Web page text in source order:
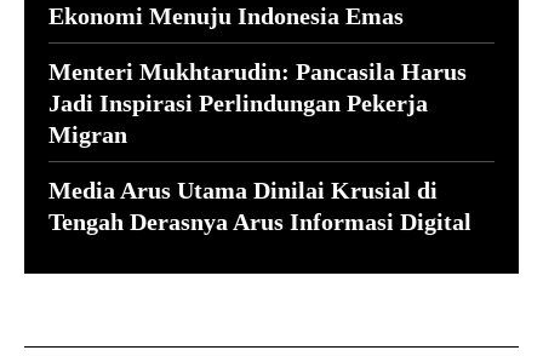
Ekonomi Menuju Indonesia Emas
Menteri Mukhtarudin: Pancasila Harus
Jadi Inspirasi Perlindungan Pekerja
Migran
Media Arus Utama Dinilai Krusial di
Tengah Derasnya Arus Informasi Digital